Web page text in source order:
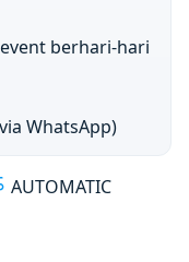
berhari-hari
WhatsApp)
AUTOMATIC